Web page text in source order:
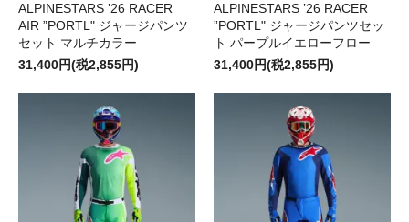
ALPINESTARS ’26 RACER
AIR ”PORTL" ジャージパンツ
セット マルチカラー
31,400円(税2,855円)
ALPINESTARS ’26 RACER
”PORTL" ジャージパンツセッ
ト パープルイエローフロー
31,400円(税2,855円)